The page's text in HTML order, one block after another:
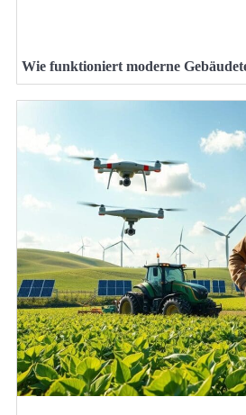
Wie funktioniert moderne